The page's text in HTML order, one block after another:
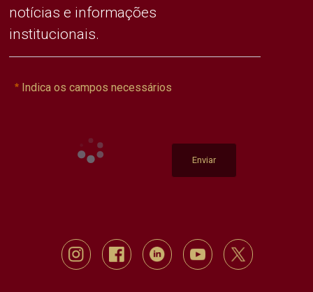
notícias e informações
institucionais.
Indica os campos necessários
Enviar